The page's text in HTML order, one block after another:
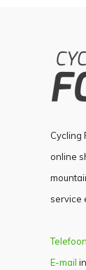
Cycling
online
service
Telefoon
E-mail